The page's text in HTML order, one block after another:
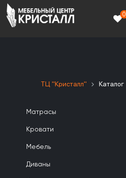
0
ТЦ "Кристалл" Каталог
Матрасы
Кровати
Мебель
Диваны